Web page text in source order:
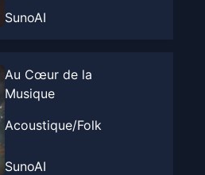
SunoAI
Au Cœur de la
Musique
Acoustique/Folk
SunoAI